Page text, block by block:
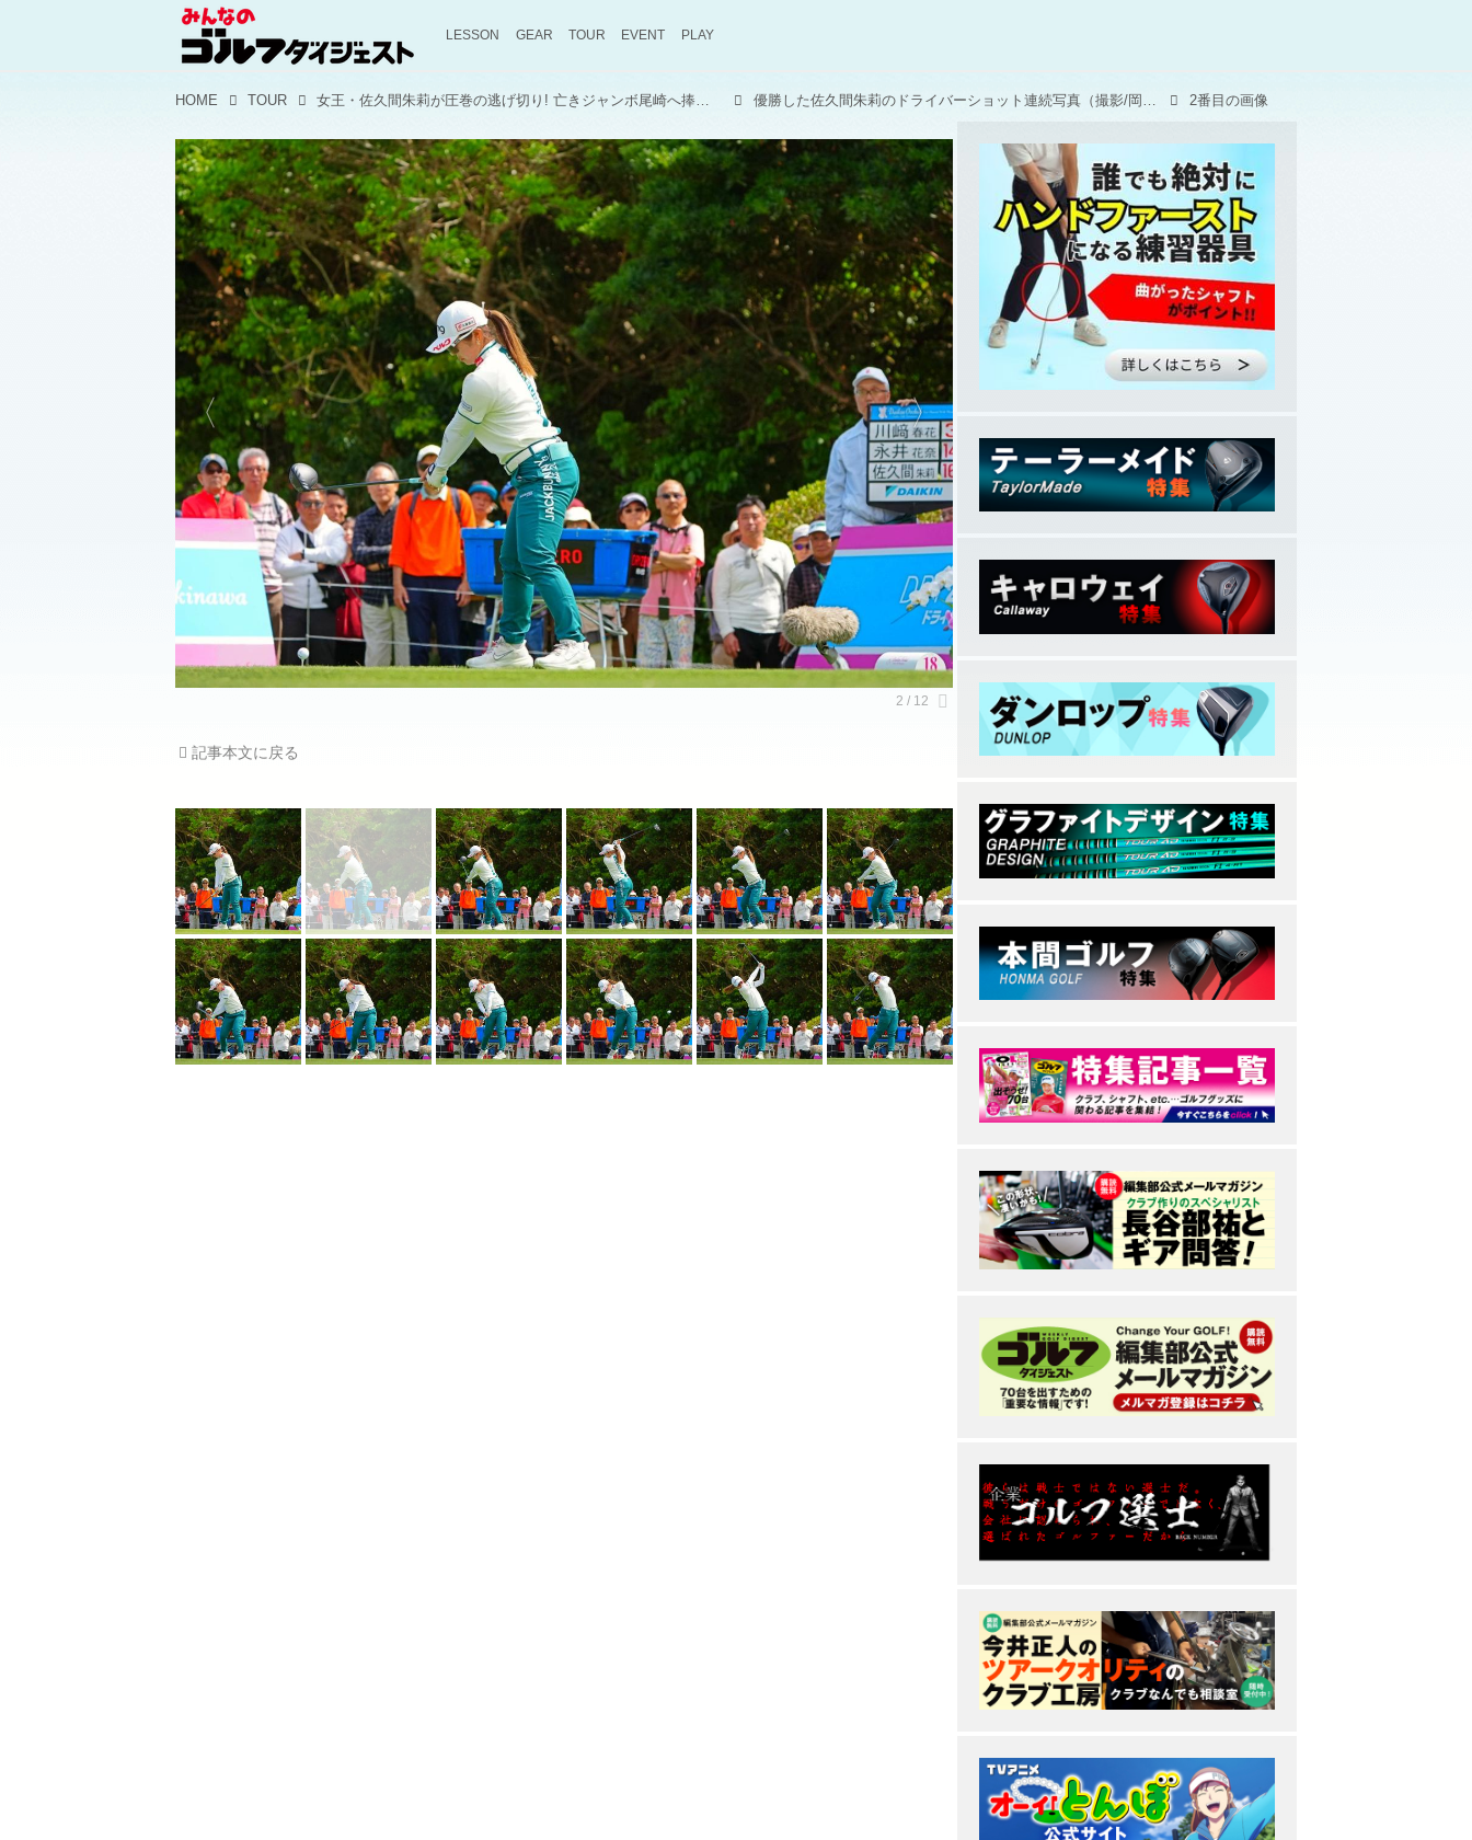
LESSON GEAR TOUR EVENT PLAY
HOME TOUR 女王・佐久間朱莉が圧巻の逃げ切り! 亡きジャンボ尾崎へ捧ぐ"開幕V"と、記録ずくめで熱狂した沖縄の4日間【国内女子ツアー】 優勝した佐久間朱莉のドライバーショット連続写真（撮影/岡沢裕行） 2番目の画像
記事本文に戻る